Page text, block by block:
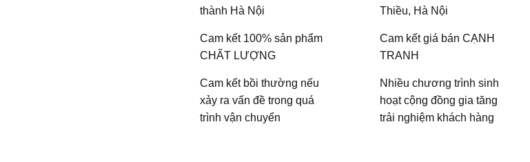
thành Hà Nội
Thiều, Hà Nội
Cam kết 100% sản phẩm
CHẤT LƯỢNG
Cam kết giá bán CẠNH
TRANH
Cam kết bồi thường nếu
xảy ra vấn đề trong quá
trình vận chuyển
Nhiều chương trình sinh
hoạt cộng đồng gia tăng
trải nghiệm khách hàng